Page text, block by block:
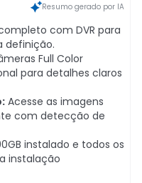
Resumo gerado por IA
com DVR para
definição.
Full Color
para detalhes claros
Acesse as imagens
com detecção de
instalado e todos os
instalação